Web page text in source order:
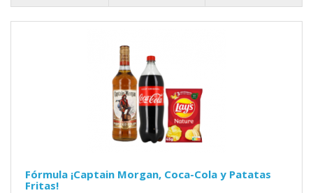
Fórmula ¡Captain Morgan, Coca-Cola y Patatas
Fritas!